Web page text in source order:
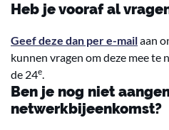
Heb je vooraf al
Geef deze dan per e-mailaan
kunnen vragen om deze mee
de 24e.
Ben je nog niet
netwerkbijeenkomst?